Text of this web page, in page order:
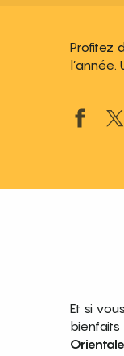
Profitez
Et si
bienfaits